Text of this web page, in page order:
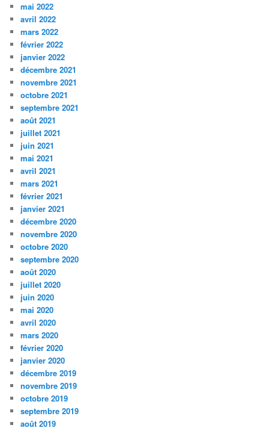
mai 2022
avril 2022
mars 2022
février 2022
janvier 2022
décembre 2021
novembre 2021
octobre 2021
septembre 2021
août 2021
juillet 2021
juin 2021
mai 2021
avril 2021
mars 2021
février 2021
janvier 2021
décembre 2020
novembre 2020
octobre 2020
septembre 2020
août 2020
juillet 2020
juin 2020
mai 2020
avril 2020
mars 2020
février 2020
janvier 2020
décembre 2019
novembre 2019
octobre 2019
septembre 2019
août 2019